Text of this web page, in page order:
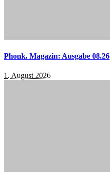
Phonk. Magazin: Ausgabe 08.26
1. August 2026